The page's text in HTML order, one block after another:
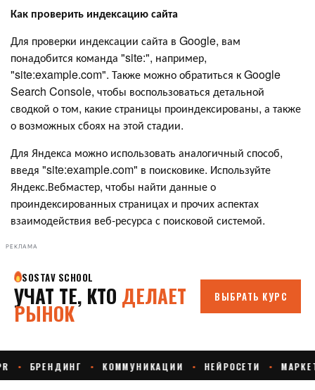
Как проверить индексацию сайта
Для проверки индексации сайта в Google, вам
понадобится команда "site:", например,
"site:example.com". Также можно обратиться к Google
Search Console, чтобы воспользоваться детальной
сводкой о том, какие страницы проиндексированы, а также
о возможных сбоях на этой стадии.
Для Яндекса можно использовать аналогичный способ,
введя "site:example.com" в поисковике. Используйте
Яндекс.Вебмастер, чтобы найти данные о
проиндексированных страницах и прочих аспектах
взаимодействия веб-ресурса с поисковой системой.
РЕКЛАМА